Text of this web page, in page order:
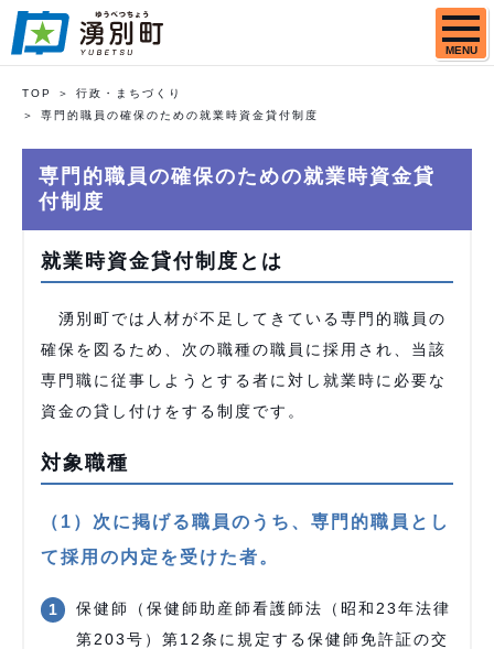
MENU
TOP
行政・まちづくり
専門的職員の確保のための就業時資金貸付制度
専門的職員の確保のための就業時資金貸
付制度
就業時資金貸付制度とは
湧別町では人材が不足してきている専門的職員の
確保を図るため、次の職種の職員に採用され、当該
専門職に従事しようとする者に対し就業時に必要な
資金の貸し付けをする制度です。
対象職種
（1）次に掲げる職員のうち、専門的職員とし
て採用の内定を受けた者。
保健師（保健師助産師看護師法（昭和23年法律
第203号）第12条に規定する保健師免許証の交